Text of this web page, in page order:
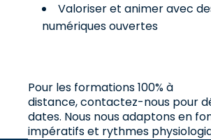
Valoriser et animer avec
numériques ouvertes
Pour les formations 100% à
distance,contactez-nous pour
dates. Nous nous adaptons en
impératifs et rythmes